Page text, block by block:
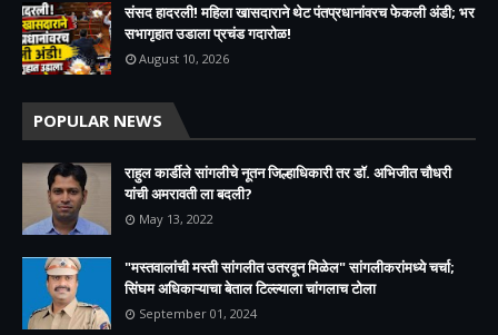
संसद हादरली! महिला खासदाराने थेट पंतप्रधानांवरच फेकली अंडी; भर
सभागृहात उडाला प्रचंड गदारोळ!
August 10, 2026
POPULAR NEWS
राहुल कार्डीले सांगलीचे नूतन जिल्हाधिकारी तर डॉ. अभिजीत चौधरी
यांची अमरावती ला बदली?
May 13, 2022
"मस्तवालांची मस्ती सांगलीत उतरवून मिळेल" सांगलीकरांमध्ये चर्चा;
सिंघम अधिकाऱ्याचा बेताल टिल्ल्याला चांगलाच टोला
September 01, 2024